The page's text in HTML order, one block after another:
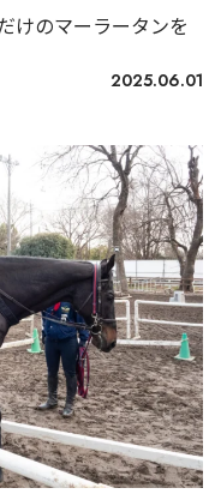
けのマーラータンを
2025.06.01